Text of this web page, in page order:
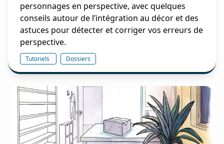
personnages en perspective, avec quelques
conseils autour de l’intégration au décor et des
astuces pour détecter et corriger vos erreurs de
perspective.
Tutoriels Dossiers